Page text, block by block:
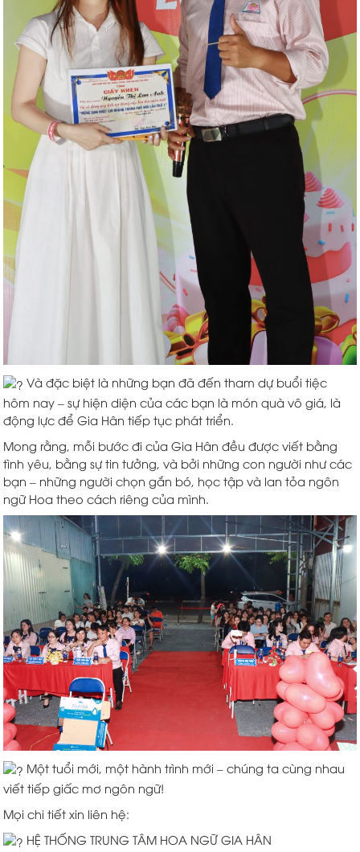
Và đặc biệt là những bạn đã đến tham dự buổi tiệc
hôm nay – sự hiện diện của các bạn là món quà vô giá, là
động lực để Gia Hân tiếp tục phát triển.
Mong rằng, mỗi bước đi của Gia Hân đều được viết bằng
tình yêu, bằng sự tin tưởng, và bởi những con người như các
bạn – những người chọn gắn bó, học tập và lan tỏa ngôn
ngữ Hoa theo cách riêng của mình.
Một tuổi mới, một hành trình mới – chúng ta cùng nhau
viết tiếp giấc mơ ngôn ngữ!
Mọi chi tiết xin liên hệ:
HỆ THỐNG TRUNG TÂM HOA NGỮ GIA HÂN